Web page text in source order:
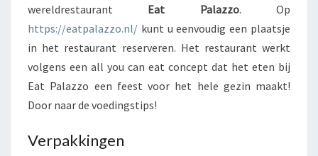
I
T
A
L
O
V
E
O
wereldrestaurant Eat Palazzo. Op
https://eatpalazzo.nl/ kunt u eenvoudig een plaatsje
in het restaurant reserveren. Het restaurant werkt
volgens een all you can eat concept dat het eten bij
Eat Palazzo een feest voor het hele gezin maakt!
Door naar de voedingstips!
Verpakkingen